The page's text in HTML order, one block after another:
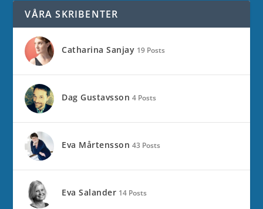
VÅRA SKRIBENTER
Catharina Sanjay 19 Posts
Dag Gustavsson 4 Posts
Eva Mårtensson 43 Posts
Eva Salander 14 Posts